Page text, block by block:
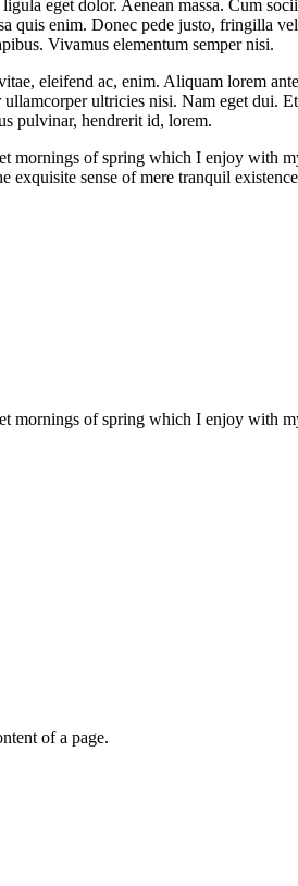
eget dolor. Aenean massa. Cum
quis enim. Donec pede justo, fringilla
Vivamus elementum semper nisi.
eleifend ac, enim. Aliquam lorem
ultricies nisi. Nam eget dui.
pulvinar, hendrerit id, lorem.
mornings of spring which I enjoy with
sense of mere tranquil
mornings of spring which I enjoy with
of a page.